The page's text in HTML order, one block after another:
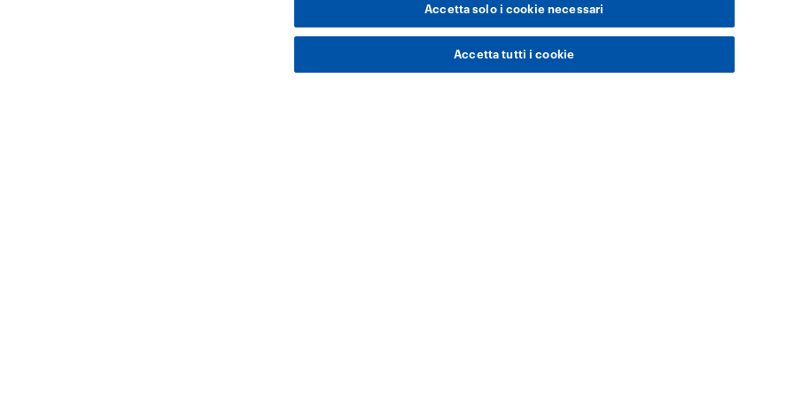
Accetta solo i cookie necessari
Accetta tutti i cookie